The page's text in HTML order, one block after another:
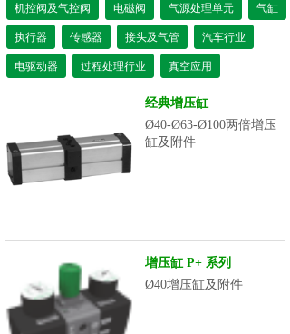
机控阀及气控阀 电磁阀 气源处理单元 气缸
执行器 传感器 接头及气管 汽车行业
电驱动器 过程处理行业 真空应用
经典增压缸
Ø40-Ø63-Ø100两倍增压
缸及附件
增压缸 P+ 系列
Ø40增压缸及附件